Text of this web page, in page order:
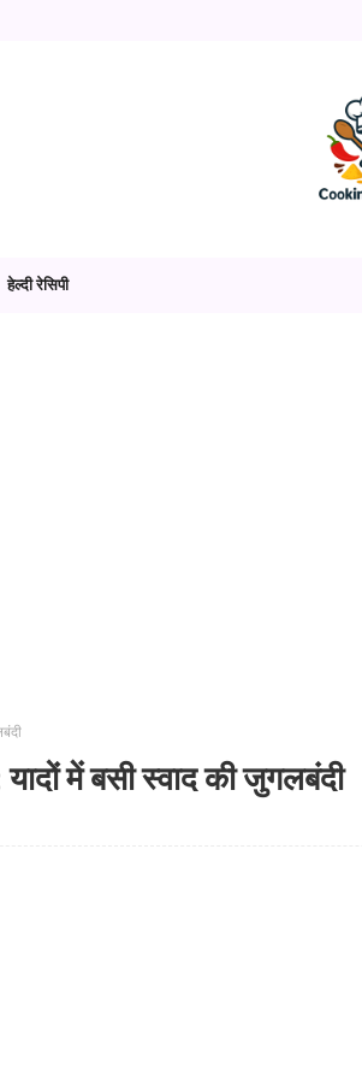
हेल्दी रेसिपी
में बसी स्वाद की जुगलबंदी